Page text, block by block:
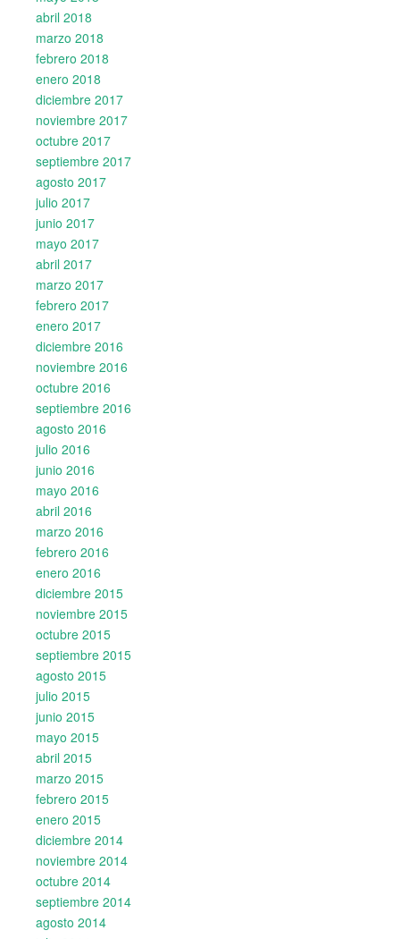
abril 2018
marzo 2018
febrero 2018
enero 2018
diciembre 2017
noviembre 2017
octubre 2017
septiembre 2017
agosto 2017
julio 2017
junio 2017
mayo 2017
abril 2017
marzo 2017
febrero 2017
enero 2017
diciembre 2016
noviembre 2016
octubre 2016
septiembre 2016
agosto 2016
julio 2016
junio 2016
mayo 2016
abril 2016
marzo 2016
febrero 2016
enero 2016
diciembre 2015
noviembre 2015
octubre 2015
septiembre 2015
agosto 2015
julio 2015
junio 2015
mayo 2015
abril 2015
marzo 2015
febrero 2015
enero 2015
diciembre 2014
noviembre 2014
octubre 2014
septiembre 2014
agosto 2014